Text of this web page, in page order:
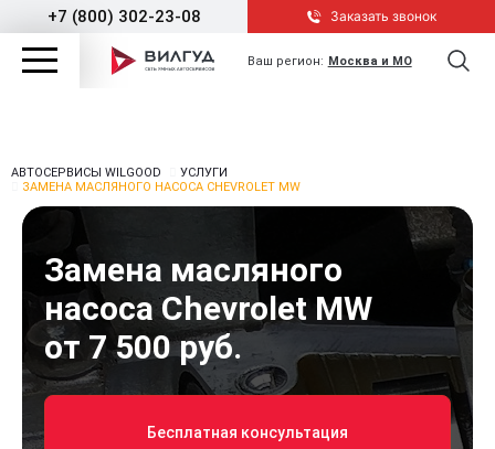
+7 (800) 302-23-08 Заказать звонок
Ваш регион: Москва и МО
АВТОСЕРВИСЫ WILGOOD
УСЛУГИ
ЗАМЕНА МАСЛЯНОГО НАСОСА CHEVROLET MW
Замена масляного
насоса Chevrolet MW
от 7 500 руб.
Бесплатная консультация